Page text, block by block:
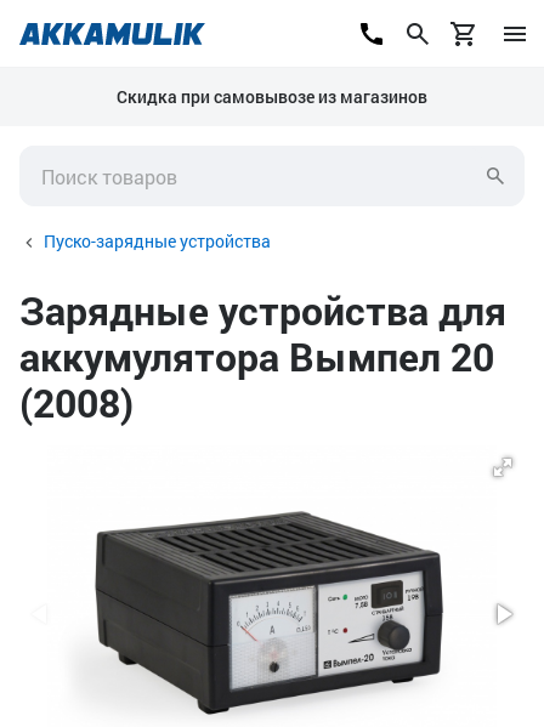
Скидка при самовывозе из магазинов
Пуско-зарядные устройства
Зарядные устройства для
аккумулятора Вымпел 20
(2008)